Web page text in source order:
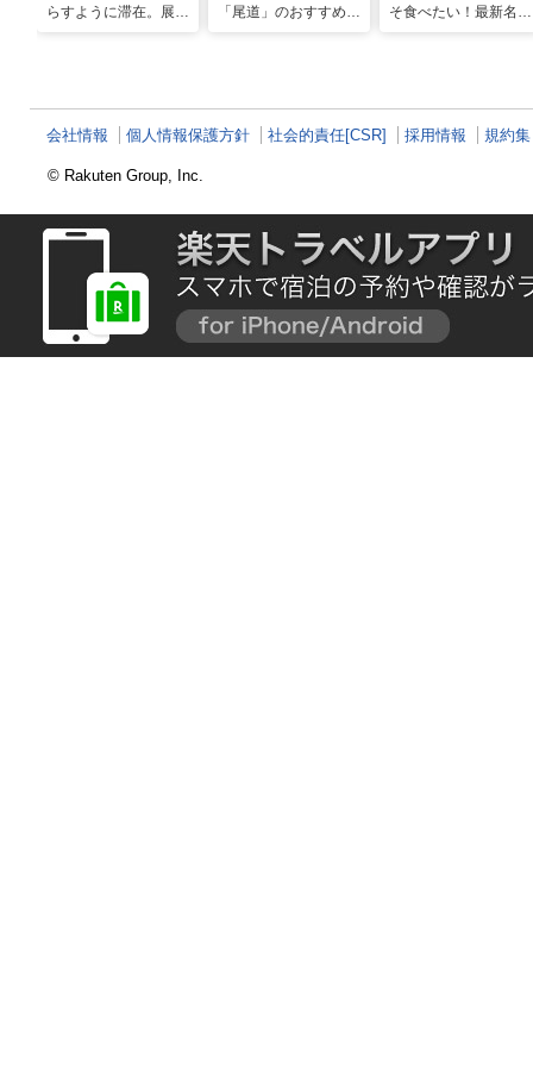
らすように滞在。展望
「尾道」のおすすめ観
そ食べたい！最新名物
会社情報 個人情報保護方針 社会的責任[CSR] 採用情報 規約集
© Rakuten Group, Inc.